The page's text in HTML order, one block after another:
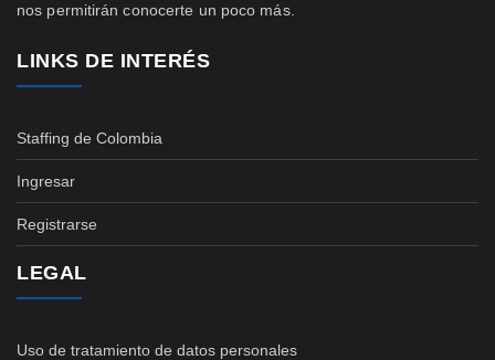
nos permitirán conocerte un poco más.
LINKS DE INTERÉS
Staffing de Colombia
Ingresar
Registrarse
LEGAL
Uso de tratamiento de datos personales